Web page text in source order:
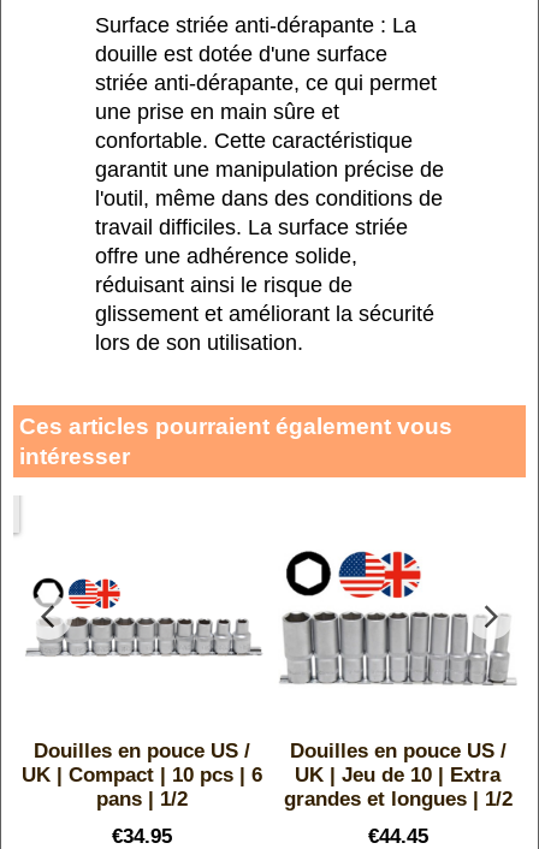
Surface striée anti-dérapante : La
douille est dotée d'une surface
striée anti-dérapante, ce qui permet
une prise en main sûre et
confortable. Cette caractéristique
garantit une manipulation précise de
l'outil, même dans des conditions de
travail difficiles. La surface striée
offre une adhérence solide,
réduisant ainsi le risque de
glissement et améliorant la sécurité
lors de son utilisation.
Ces articles pourraient également vous
intéresser
Douilles en pouce US /
UK | Compact | 10 pcs | 6
pans | 1/2
€34.95
Douilles en pouce US /
UK | Jeu de 10 | Extra
grandes et longues | 1/2
€44.45